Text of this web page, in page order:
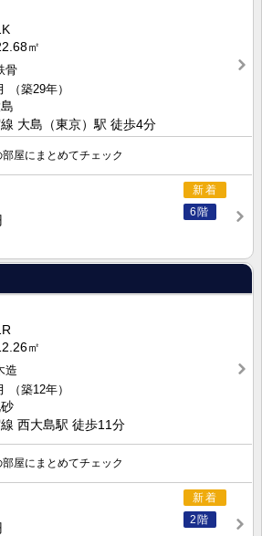
㎡
骨
（築29年）
大島（東京）駅 徒歩4分
屋にまとめてチェック
新着
6階
㎡
造
（築12年）
西大島駅 徒歩11分
屋にまとめてチェック
新着
2階